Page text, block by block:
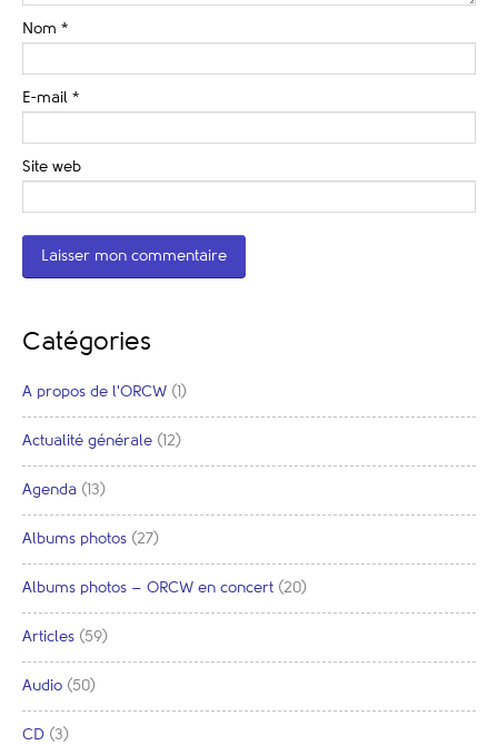
Nom *
E-mail *
Site web
Catégories
A propos de l'ORCW (1)
Actualité générale (12)
Agenda (13)
Albums photos (27)
Albums photos – ORCW en concert (20)
Articles (59)
Audio (50)
CD (3)